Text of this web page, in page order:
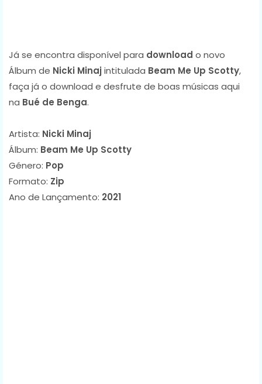
Já se encontra disponível para download o novo
Álbum de Nicki Minajintitulada Beam Me Up Scotty,
faça já o download e desfrute de boas músicas aqui
na Bué de Benga.
Artista: Nicki Minaj
Álbum: Beam Me Up Scotty
Género: Pop
Formato: Zip
Ano de Lançamento: 2021